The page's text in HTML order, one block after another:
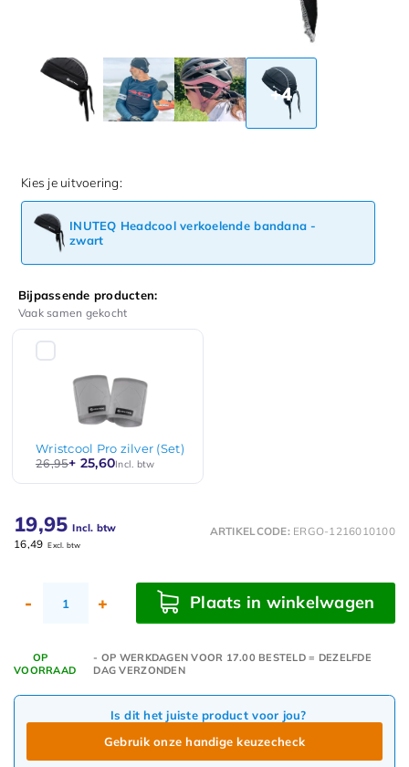
+4
Kies je uitvoering:
INUTEQ Headcool verkoelende bandana -
zwart
Bijpassende producten:
Vaak samen gekocht
Wristcool Pro zilver (Set)
26,95+ 25,60Incl. btw
19,95 Incl. btw
16,49 Excl. btw
ARTIKELCODE: ERGO-1216010100
- + Plaats in winkelwagen
OP
VOORRAAD
- OP WERKDAGEN VOOR 17.00 BESTELD = DEZELFDE
DAG VERZONDEN
Is dit het juiste product voor jou?
Gebruik onze handige keuzecheck